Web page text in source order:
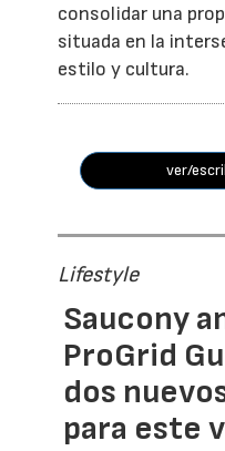
consolidar una
situada en la
estilo y cultura.
ver/
Lifestyle
Saucony
ProGrid
dos
para este